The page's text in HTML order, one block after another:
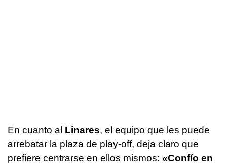
En cuanto al Linares, el equipo que les puede
arrebatar la plaza de play-off, deja claro que
prefiere centrarse en ellos mismos: «Confío en